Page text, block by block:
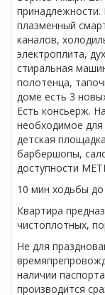
принадлежности.
плазменный
каналов,
электроплита,
стиральная
полотенца,
доме есть 3
Есть консьерж.
необходимое
детская
барбершопы,
доступности
10 мин ходьбы
Квартира
чистоплотных,
Не для
наличии
производится